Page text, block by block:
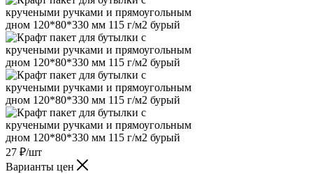
27 ₽/шт
Варианты цен